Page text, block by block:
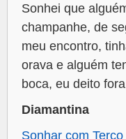
Sonhei que
champanhe, de
meu encontro,
orava e alguém
boca, eu deito
Diamantina
Sonhar com